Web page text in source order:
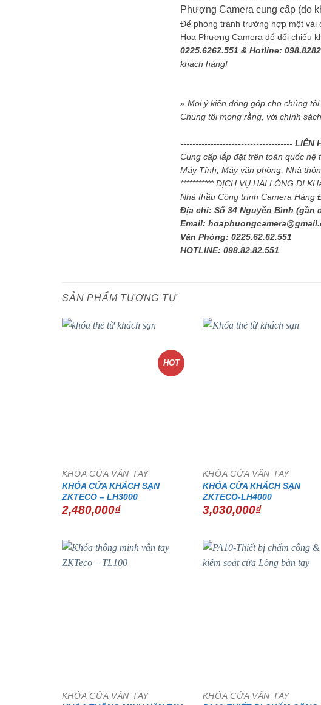
Phượng Camera cung cấp (do
Để phòng tránh trường hợp một vài
Hoa Phượng Camera để đối chiếu
0225.6262.551 & Hotline:
khách hàng!
» Mọi ý kiến đóng góp cho chúng
Chúng tôi mong rằng, với chính
------------------------------------- LIÊN
Cung cấp lắp đặt trên toàn quốc hệ
Máy Tính, Máy văn phòng, Nhà
*********** DỊCH VỤ HÀI LÒNG ĐI
Nhà thầu Công trình Camera Hàng
Địa chỉ: Số 34 Nguyễn Bình (gần
Email:
Văn Phòng: 0225.62.62.551
HOTLINE: 098.82.82.551
SẢN PHẨM TƯƠNG TỰ
HOT
KHÓA CỬA VÂN TAY
KHÓA CỬA KHÁCH SẠN
ZKTECO – LH3000
2,480,000₫
KHÓA CỬA VÂN TAY
KHÓA CỬA KHÁCH SẠN
ZKTECO-LH4000
3,030,000₫
KHÓA CỬA VÂN TAY
KHÓA CỬA VÂN TAY